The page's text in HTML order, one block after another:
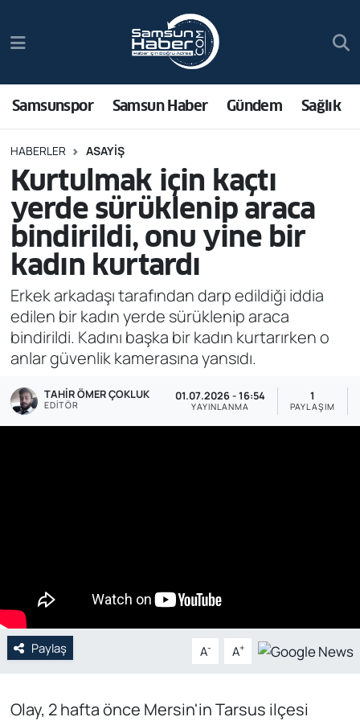
Samsunspor Samsun Haber Gündem Sağlık
HABERLER ASAYIŞ
Kurtulmak için kaçtı
yerde sürüklenip araca
bindirildi, onu yine bir
kadın kurtardı
Erkek arkadaşı tarafından darp edildiği iddia
edilen bir kadın yerde sürüklenip araca
bindirildi. Kadını başka bir kadın kurtarırken o
anlar güvenlik kamerasına yansıdı.
TAHIR ÖMER ÇOKLUK
EDITÖR
01.07.2026 - 16:54
YAYINLANMA
1
PAYLAŞIM
Paylaş A- A+
Olay, 2 hafta önce Mersin'in Tarsus ilçesi
Samsun Haber
Sağlık
Asayiş
Bilim ve Teknoloji
Bölge
Dünya
Ekonomi
Genel
Gündem
Spor
Web Tv
Trafik Durumu
Süper Lig Puan Durumu ve Fikstür
Tüm Manşetler
Son Dakika Haberleri
Haber Arşivi